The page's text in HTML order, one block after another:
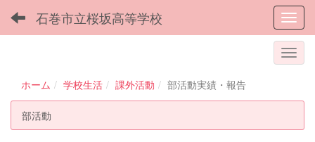
石巻市立桜坂高等学校
ホーム 学校生活 課外活動 部活動実績・報告
部活動